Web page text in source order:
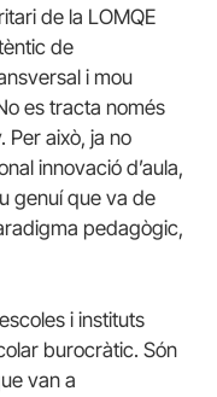
de la LOMQE
de
i mou
es tracta només
Per això, ja no
innovació d’aula,
genuí que va de
pedagògic,
i instituts
burocràtic. Són
van a